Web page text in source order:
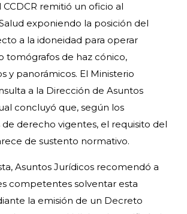
CCDCR remitió un oficio al
exponiendo la posición del
a la idoneidad para operar
tomógrafos de haz cónico,
y panorámicos. El Ministerio
a la Dirección de Asuntos
concluyó que, según los
derecho vigentes, el requisito del
de sustento normativo.
Asuntos Jurídicos recomendó a
competentes solventar esta
la emisión de un Decreto